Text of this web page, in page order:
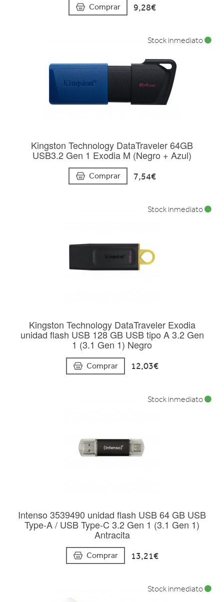
Comprar 9,28€
Kingston Technology DataTraveler 64GB
USB3.2 Gen 1 Exodia M (Negro + Azul)
Comprar 7,54€
Stock inmediato
Kingston Technology DataTraveler Exodia
unidad flash USB 128 GB USB tipo A 3.2 Gen
1 (3.1 Gen 1) Negro
Comprar 12,03€
Stock inmediato
Intenso 3539490 unidad flash USB 64 GB USB
Type-A / USB Type-C 3.2 Gen 1 (3.1 Gen 1)
Antracita
Comprar 13,21€
Stock inmediato
Stock inmediato